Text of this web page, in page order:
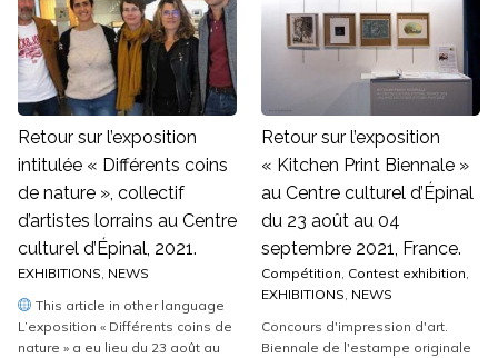
Retour sur l’exposition
intitulée « Différents coins
de nature », collectif
d’artistes lorrains au Centre
culturel d’Épinal, 2021.
EXHIBITIONS, NEWS
This article in other language
L’exposition « Différents coins de
nature » a eu lieu du 23 août au
Retour sur l’exposition
« Kitchen Print Biennale »
au Centre culturel d’Épinal
du 23 août au 04
septembre 2021, France.
Compétition, Contest exhibition,
EXHIBITIONS, NEWS
Concours d'impression d'art.
Biennale de l'estampe originale